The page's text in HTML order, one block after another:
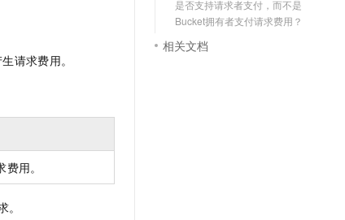
请求费用。
用。
。
是否支持请求者支付，而不是
Bucket拥有者支付请求费用？
相关文档
平台
AI 用量加速计划
新老同享，达量后返